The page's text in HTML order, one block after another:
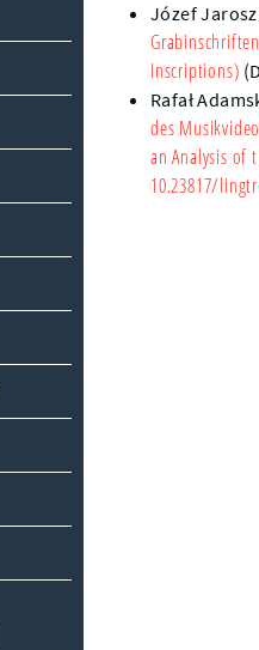
Józef Jarosz
Inscriptions)
Rafał
des
an Analysis of
10.23817/